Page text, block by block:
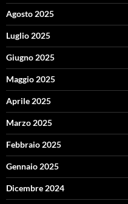
Agosto 2025
Luglio 2025
Giugno 2025
Maggio 2025
Aprile 2025
Marzo 2025
Febbraio 2025
Gennaio 2025
Dicembre 2024